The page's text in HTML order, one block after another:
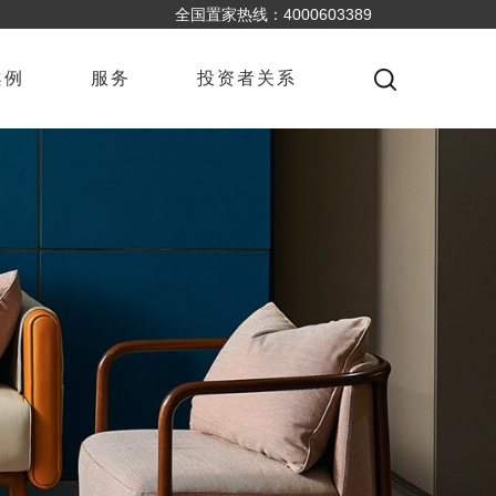
全国置家热线：4000603389
服务 投资者关系